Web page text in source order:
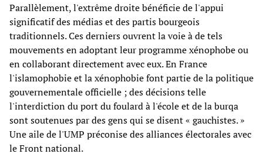
Parallèlement, l'extrême droite bénéficie de l'appui
significatif des médias et des partis bourgeois
traditionnels. Ces derniers ouvrent la voie à de tels
mouvements en adoptant leur programme xénophobe ou
en collaborant directement avec eux. En France
l'islamophobie et la xénophobie font partie de la politique
gouvernementale officielle ; des décisions telle
l'interdiction du port du foulard à l'école et de la burqa
sont soutenues par des gens qui se disent « gauchistes. »
Une aile de l'UMP préconise des alliances électorales avec
le Front national.